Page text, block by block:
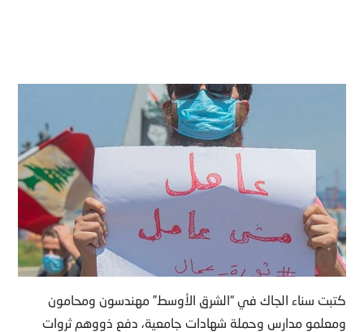
كتبت سناء الجاك في “الشرق الأوسط” مهندسون ومحامون
ومعلمو مدارس وحملة شهادات جامعية، دفع ذووهم ثروات